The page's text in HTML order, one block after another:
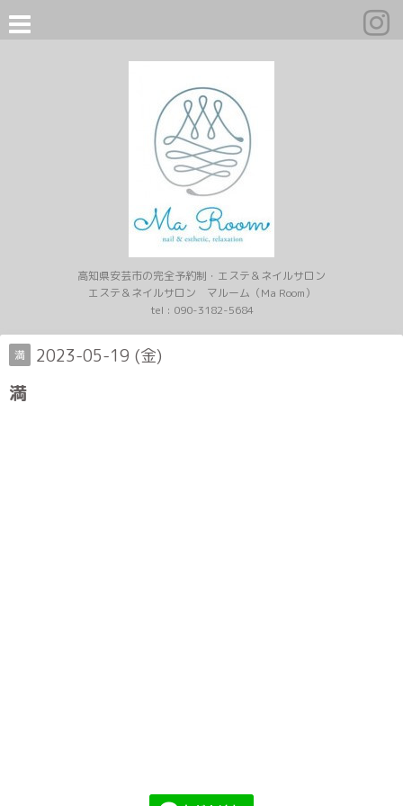
高知県安芸市の完全予約制・エステ＆ネイルサロン
エステ＆ネイルサロン マルーム（Ma Room）
tel : 090-3182-5684
満 2023-05-19 (金)
満